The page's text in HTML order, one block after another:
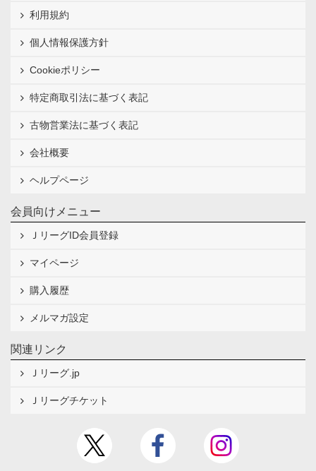
利用規約
個人情報保護方針
Cookieポリシー
特定商取引法に基づく表記
古物営業法に基づく表記
会社概要
ヘルプページ
会員向けメニュー
ＪリーグID会員登録
マイページ
購入履歴
メルマガ設定
関連リンク
Ｊリーグ.jp
Ｊリーグチケット